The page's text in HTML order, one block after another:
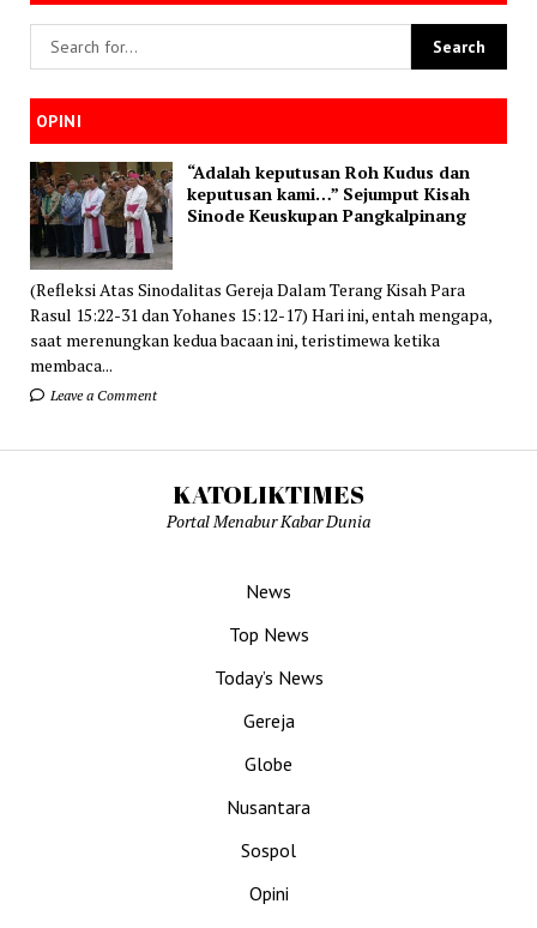
OPINI
“Adalah keputusan Roh Kudus dan
keputusan kami…” Sejumput Kisah
Sinode Keuskupan Pangkalpinang
(Refleksi Atas Sinodalitas Gereja Dalam Terang Kisah Para
Rasul 15:22-31 dan Yohanes 15:12-17) Hari ini, entah mengapa,
saat merenungkan kedua bacaan ini, teristimewa ketika
membaca...
Leave a Comment
KATOLIKTIMES
Portal Menabur Kabar Dunia
News
Top News
Today’s News
Gereja
Globe
Nusantara
Sospol
Opini